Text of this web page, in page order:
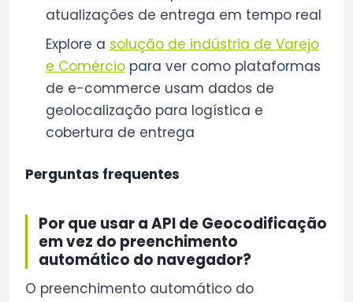
atualizações de entrega em tempo real
Explore a solução de indústria de Varejo
e Comérciopara ver como plataformas
de e-commerce usam dados de
geolocalização para logística e
cobertura de entrega
Perguntas frequentes
Por que usar a API de Geocodificação
em vez do preenchimento
automático do navegador?
O preenchimento automático do